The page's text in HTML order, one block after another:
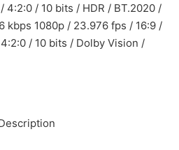
4:2:0 / 10 bits / HDR / BT.2020 /
kbps 1080p / 23.976 fps / 16:9 /
/ 10 bits / Dolby Vision /